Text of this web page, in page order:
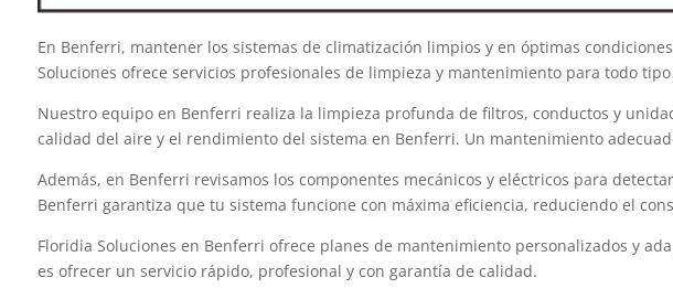
En Benferri, mantener los sistemas de climatización limpios y en óptimas
Soluciones ofrece servicios profesionales de limpieza y mantenimiento para todo
Nuestro equipo en Benferri realiza la limpieza profunda de filtros, conductos y
calidad del aire y el rendimiento del sistema en Benferri. Un mantenimiento
Además, en Benferri revisamos los componentes mecánicos y eléctricos para
Benferri garantiza que tu sistema funcione con máxima eficiencia, reduciendo el
Floridia Soluciones en Benferri ofrece planes de mantenimiento personalizados y
es ofrecer un servicio rápido, profesional y con garantía de calidad.